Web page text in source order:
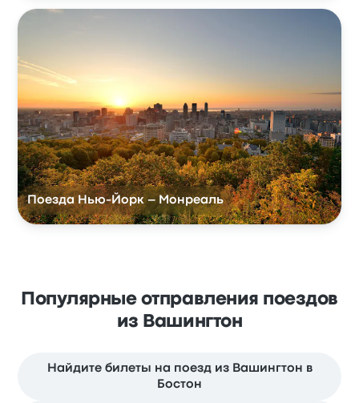
Поезда Нью-Йорк – Монреаль
Популярные отправления поездов
из Вашингтон
Найдите билеты на поезд из Вашингтон в
Бостон